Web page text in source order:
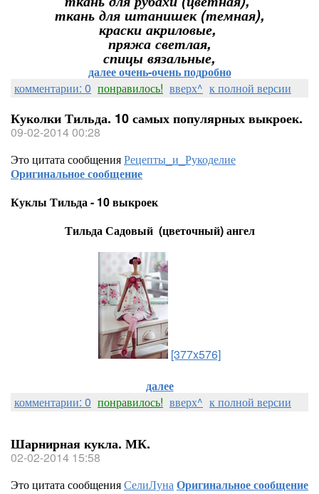
ткань для штанишек (темная),
краски акриловые,
пряжа светлая,
спицы вязальные,
далее очень-очень подробно
комментарии: 0 понравилось! вверх^ к полной версии
Куколки Тильда. 10 самых популярных выкроек.
09-02-2014 00:28
Это цитата сообщенияРецепты_и_Рукоделие
Оригинальное сообщение
Куклы Тильда - 10 выкроек
Тильда Садовый (цветочный) ангел
[377x576]
далее
комментарии: 0 понравилось! вверх^ к полной версии
Шарнирная кукла. МК.
02-02-2014 15:58
Это цитата сообщенияСелиЛунаОригинальное сообщение